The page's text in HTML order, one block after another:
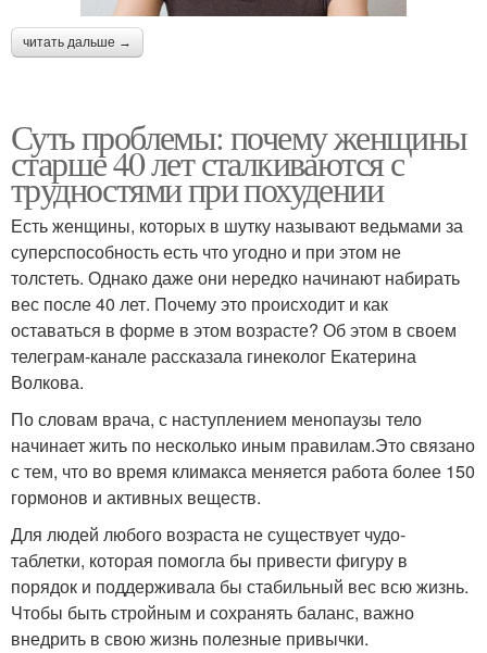
читать дальше →
Суть проблемы: почему женщины
старше 40 лет сталкиваются с
трудностями при похудении
Есть женщины, которых в шутку называют ведьмами за
суперспособность есть что угодно и при этом не
толстеть. Однако даже они нередко начинают набирать
вес после 40 лет. Почему это происходит и как
оставаться в форме в этом возрасте? Об этом в своем
телеграм-канале рассказала гинеколог Екатерина
Волкова.
По словам врача, с наступлением менопаузы тело
начинает жить по несколько иным правилам.Это связано
с тем, что во время климакса меняется работа более 150
гормонов и активных веществ.
Для людей любого возраста не существует чудо-
таблетки, которая помогла бы привести фигуру в
порядок и поддерживала бы стабильный вес всю жизнь.
Чтобы быть стройным и сохранять баланс, важно
внедрить в свою жизнь полезные привычки.